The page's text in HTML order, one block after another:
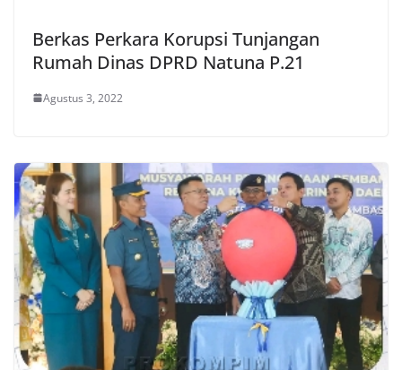
Berkas Perkara Korupsi Tunjangan
Rumah Dinas DPRD Natuna P.21
Agustus 3, 2022